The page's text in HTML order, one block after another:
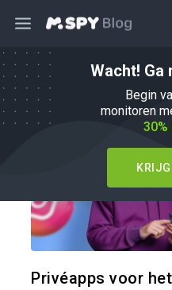
Wacht! Ga
Begin
monitoren
KRIJG
mSpy
Privéapps voor